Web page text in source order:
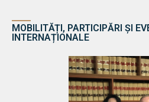
MOBILITĂȚI, PARTICIPĂRI ȘI
INTERNAȚIONALE